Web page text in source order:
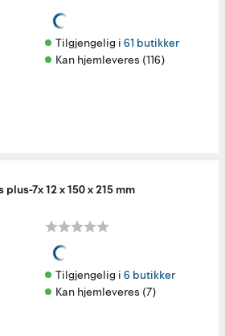
Tilgjengelig i 61 butikker
Kan hjemleveres (116)
7x 12 x 150 x 215 mm
Tilgjengelig i 6 butikker
Kan hjemleveres (7)